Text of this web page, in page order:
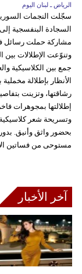
الرياض ـ لبنان اليوم
السجادة البنفسجية
مشاركة حملت رسائل
وتنوّعت الإطلالات بين
جمع بين الكلاسيكية
الأنظار بإطلالة
رشاقتها، وتزينت
إطلالتها بمجوهرات
وتسريحة شعر
بحضور واثق وأنيق.
مستوحى من فساتين
آخر الأخبار